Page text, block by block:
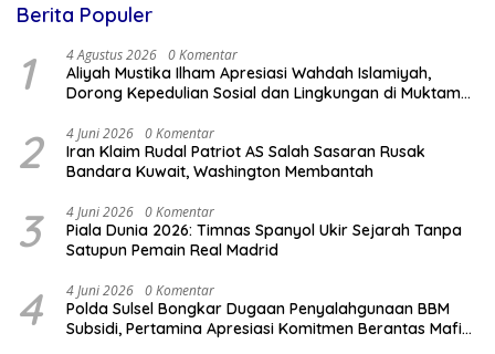
Berita Populer
1 4 Agustus 2026 0 Komentar
Aliyah Mustika Ilham Apresiasi Wahdah Islamiyah,
Dorong Kepedulian Sosial dan Lingkungan di Muktamar
2 4 Juni 2026 0 Komentar
Iran Klaim Rudal Patriot AS Salah Sasaran Rusak
Bandara Kuwait, Washington Membantah
3 4 Juni 2026 0 Komentar
Piala Dunia 2026: Timnas Spanyol Ukir Sejarah Tanpa
Satupun Pemain Real Madrid
4 4 Juni 2026 0 Komentar
Polda Sulsel Bongkar Dugaan Penyalahgunaan BBM
Subsidi, Pertamina Apresiasi Komitmen Berantas Mafia